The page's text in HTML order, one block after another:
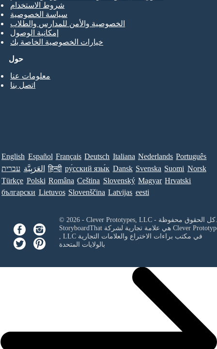
حول
معلومات عنا
اتصل بنا
شروط الاستخدام
سياسة الخصوصية
الخصوصية والأمن للمدارس والطلاب
إمكانية الوصول
خيارات الخصوصية الخاصة بك
English Español Français Deutsch Italiana Nederlands Português
עברית العَرَبِيَّة हिन्दी ру́сский язы́к Dansk Svenska Suomi Norsk
Türkçe Polski Româna Ceština Slovenský Magyar Hrvatski
български Lietuvos Slovenščina Latvijas eesti
© 2026 - Clever Prototypes, LLC - كل الحقوق محفوظة.
StoryboardThat هي علامة تجارية لشركة Clever
, LLCفي مكتب براءات الاختراع والعلامات التجارية
بالولايات المتحدة